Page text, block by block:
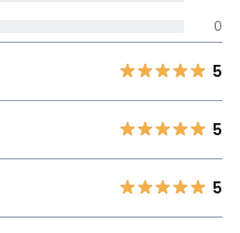
5
5
5
0
5
5
5